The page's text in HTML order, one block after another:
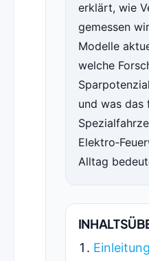
erklärt, wie
gemessen
Modelle
welche
und was das
Alltag
Einleitung